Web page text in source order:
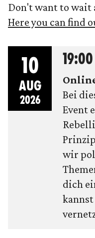
Don't want to wait
Here you can find
10
AUG
2026
Bei
Event
wir
dich